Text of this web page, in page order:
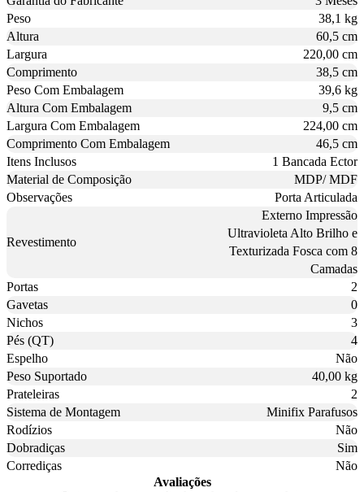
Peso
38,1 kg
Altura
60,5 cm
Largura
220,00 cm
Comprimento
38,5 cm
Peso Com Embalagem
39,6 kg
Altura Com Embalagem
9,5 cm
Largura Com Embalagem
224,00 cm
Comprimento Com Embalagem
46,5 cm
Itens Inclusos
1 Bancada Ector
Material de Composição
MDP/ MDF
Observações
Porta Articulada
Revestimento
Externo Impressão
Ultravioleta Alto Brilho e
Texturizada Fosca com 8
Camadas
Portas
2
Gavetas
0
Nichos
3
Pés (QT)
4
Espelho
Não
Peso Suportado
40,00 kg
Prateleiras
2
Sistema de Montagem
Minifix Parafusos
Rodízios
Não
Dobradiças
Sim
Corrediças
Não
Avaliações